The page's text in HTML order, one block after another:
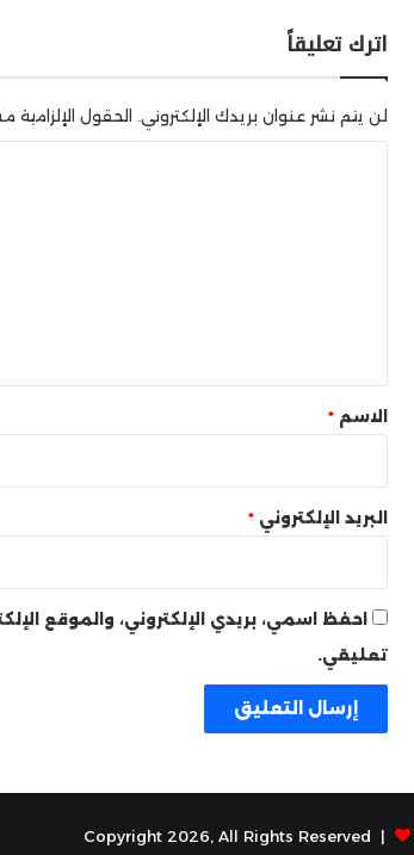
اترك تعليقاً
لن يتم نشر عنوان بريدك الإلكتروني. الحقول الإلزامية
* الاسم *
البريد الإلكتروني *
احفظ اسمي، بريدي الإلكتروني، والموقع
تعليقي.